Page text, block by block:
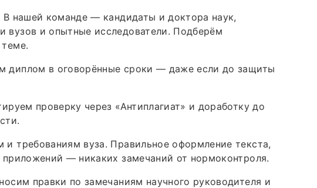
В нашей команде — кандидаты и доктора наук,
вузов и опытные исследователи. Подберём
диплом в оговорённые сроки — даже если до защиты
проверку через «Антиплагиат» и доработку до
и требованиям вуза. Правильное оформление текста,
приложений — никаких замечаний от нормоконтроля.
правки по замечаниям научного руководителя и